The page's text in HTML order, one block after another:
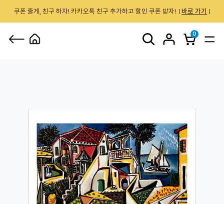
쿠폰 줄게, 친구 하자! 카카오톡 친구 추가하고 할인 쿠폰 받자! 바로 가기
0